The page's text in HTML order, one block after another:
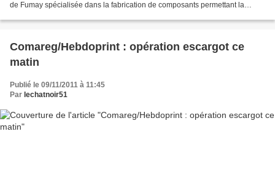
de Fumay spécialisée dans la fabrication de composants permettant la
Comareg/Hebdoprint : opération escargot ce
matin
Publié le 09/11/2011 à 11:45
Par lechatnoir51